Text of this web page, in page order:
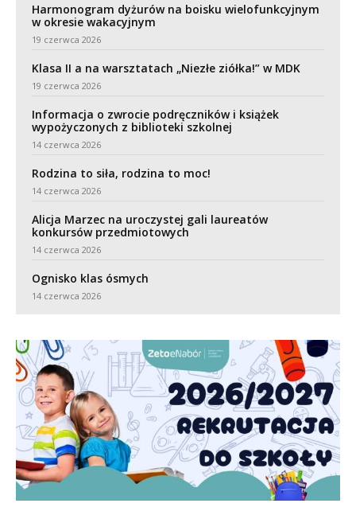
Harmonogram dyżurów na boisku wielofunkcyjnym
w okresie wakacyjnym
19 czerwca 2026
Klasa II a na warsztatach „Niezłe ziółka!” w MDK
19 czerwca 2026
Informacja o zwrocie podręczników i książek
wypożyczonych z biblioteki szkolnej
14 czerwca 2026
Rodzina to siła, rodzina to moc!
14 czerwca 2026
Alicja Marzec na uroczystej gali laureatów
konkursów przedmiotowych
14 czerwca 2026
Ognisko klas ósmych
14 czerwca 2026